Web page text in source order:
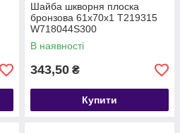
Шайба шкворня плоска
бронзова 61х70х1 T219315
W718044S300
В наявності
343,50 ₴
Купити